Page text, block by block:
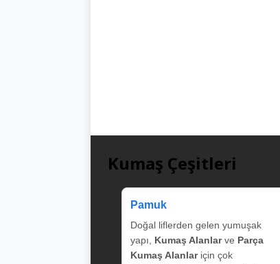
Kumaş Çeşitleri
Pamuk
Doğal liflerden gelen yumuşak
yapı, Kumaş Alanlarve Parça
Kumaş Alanlariçin çok